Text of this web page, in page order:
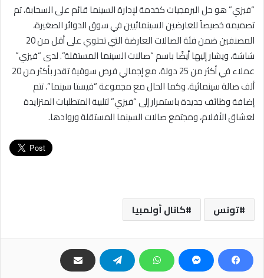
“فيزي” هو حل البرمجيات كخدمة لإدارة السينما قائم على السحابة، تم
تصميمه خصيصاً للعارضين السينمائيين في سوق الدوائر الصغيرة،
المصنفين ضمن فئة الصالات العارضة التي تحتوي على أقل من 20
شاشة، ويشار إليها أيضًا باسم “صالات السينما المستقلة”. لدى “فيزي”
عملاء في أكثر من 25 دولة، مع إجمالي فرص سوقية تقدر بأكثر من 20
ألف صالة سينمائية. وكما الحال مع مجموعة “فيستا سينما”، تتم
إضافة وظائف جديدة باستمرار إلى “فيزي” لتلبية المتطلبات المتزايدة
لعشاق الأفلام، ومجتمع صالات السينما المستقلة وروادها.
تونس كانال أولمبيا